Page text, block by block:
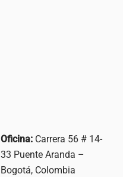
Oficina: Carrera 56 # 14-
33 Puente Aranda –
Bogotá, Colombia